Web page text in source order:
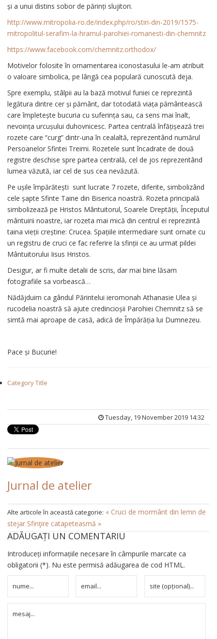
și a unui distins sobor de părinți slujitori.
http://www.mitropolia-ro.de/index.php/ro/stiri-din-2019/1575-
mitropolitul-serafim-la-hramul-parohiei-romanesti-din-chemnitz
https://www.facebook.com/chemnitz.orthodox/
Motivelor folosite în ornamentarea iconostasului le-am atribuit
o valoare simbolica, pe lângă cea populară cunoscută deja.
Spre exemplu, stâlpii au la bază motivul funiei ce reprezintă
legătura dintre cer și pământ, dar totodată viața pământească
care împletește bucuria cu suferința sau, ca sens mai înalt,
nevoința urcușului duhovnicesc. Partea centrală înfățișează trei
rozete care “curg” dintr-una în cealaltă, reprezentând numărul
Persoanelor Sfintei Treimi. Rozetele sunt încadrate de două
registre deschise spre partea centrală, cel de jos reprezentând
lumea văzută, iar cel de sus cea nevăzută.
Pe ușile împărătești sunt lucrate 7 rozete, diferite, simbolizând
cele șapte Sfinte Taine din Biserica noastră. Rozeta principală
simbolizează pe Hristos Mântuitorul, Soarele Dreptății, Începutul
mântuirii noastre, iar rozeta mai mică din centrul ei reprezintă
taina vieții creștine: Crucea. Spațiile intermediare sunt ornate cu
un registru de cruci ce fac referire la sfinții ce au urmat pildei
Mântuitorului Iisus Hristos.
Desigur, ar fi multe detalii de scris, dar mai bine lăsam
fotografiile sa vorbească…
Nădăjduim ca gândul Părintelui ieromonah Athanasie Ulea și
rucodelia noastră să ajute credincioșii Parohiei Chemnitz să se
simtă mai aproape de casă, adică de Împărăția lui Dumnezeu.
Pace și Bucurie!
Category Title
Tuesday, 19 November 2019 14:32
Jurnal de atelier
Alte articole în această categorie: « Cruci de mormânt din lemn de
stejar Sfinţire catapeteasmă »
ADĂUGAȚI UN COMENTARIU
Introduceți informațiile necesare în câmpurile marcate ca
obligatorii (*). Nu este permisă adăugarea de cod HTML.